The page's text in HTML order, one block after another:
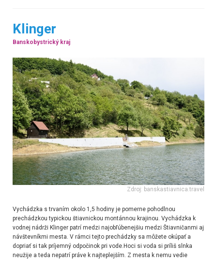
Klinger
Banskobystrický kraj
Zdroj: banskastiavnica.travel
Vychádzka s trvaním okolo 1,5 hodiny je pomerne pohodlnou
prechádzkou typickou štiavnickou montánnou krajinou. Vychádzka k
vodnej nádrži Klinger patrí medzi najobľúbenejšiu medzi Štiavničanmi aj
návštevníkmi mesta. V rámci tejto prechádzky sa môžete okúpať a
dopriať si tak príjemný odpočinok pri vode.Hoci si voda si príliš slnka
neužije a teda nepatrí práve k najteplejším. Z mesta k nemu vedie